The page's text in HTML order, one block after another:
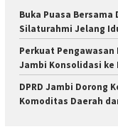
Buka Puasa
Silaturahmi Jelang
Perkuat Pengawasan
Jambi Konsolidasi
DPRD Jambi Dorong
Komoditas Daerah